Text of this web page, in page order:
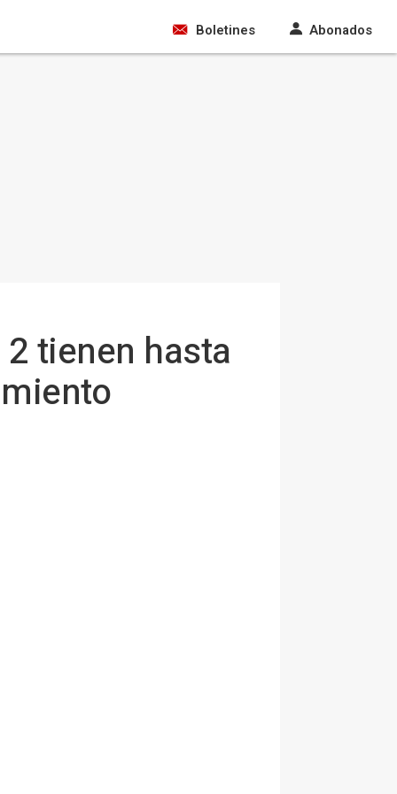
Boletines Abonados
tienen hasta